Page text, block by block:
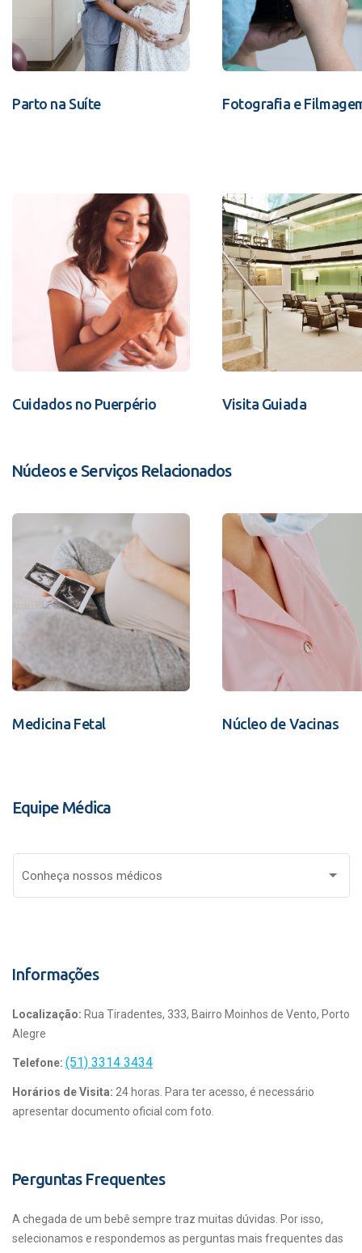
Parto na Suíte Fotografia e
Cuidados no Puerpério Visita Guiada
Núcleos e Serviços Relacionados
Medicina Fetal Núcleo de Vacinas
Equipe Médica
Conheça nossos médicos
Informações
Localização: Rua Tiradentes, 333, Bairro Moinhos de Vento, Porto
Alegre
Telefone: (51) 3314 3434
Horários de Visita: 24 horas. Para ter acesso, é necessário
apresentar documento oficial com foto.
Perguntas Frequentes
A chegada de um bebê sempre traz muitas dúvidas. Por isso,
selecionamos e respondemos as perguntas mais frequentes das